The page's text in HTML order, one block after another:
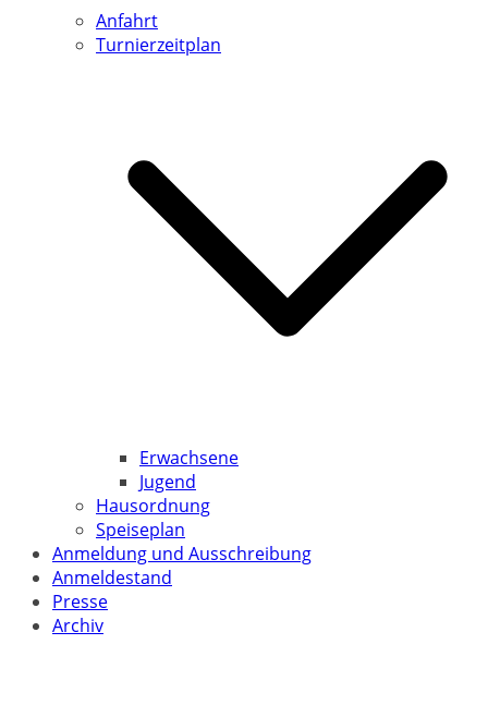
Anfahrt
Turnierzeitplan
Erwachsene
Jugend
Hausordnung
Speiseplan
Anmeldung und Ausschreibung
Anmeldestand
Presse
Archiv